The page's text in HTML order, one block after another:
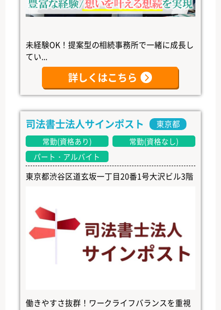
未経験OK！提案型の相続事務所で一緒に成長し
てい...
詳しくはこちら
司法書士法人サインポスト 東京都
常勤(資格あり)
常勤(資格なし)
パート・アルバイト
東京都渋谷区道玄坂一丁目20番1号大沢ビル3階
働きやすさ抜群！ワークライフバランスを重視